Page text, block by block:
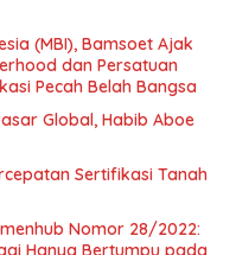
(MBI), Bamsoet Ajak
dan Persatuan
Pecah Belah Bangsa
Global, Habib Aboe
Sertifikasi Tanah
Nomor 28/2022:
Hanya Bertumpu pada